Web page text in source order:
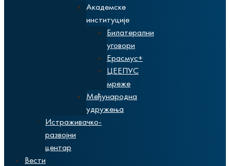
Академске
институције
Билатерални
уговори
Ерасмус+
ЦЕЕПУС
мреже
Међународна
удружења
Истраживачко-
развојни
центар
Вести